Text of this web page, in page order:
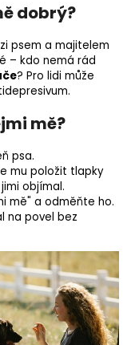
dobrý?
psem a majitelem
– kdo nemá rád
? Pro lidi může
mě?
psa.
mu položit tlapky
objímal.
mě" a odměňte ho.
na povel bez